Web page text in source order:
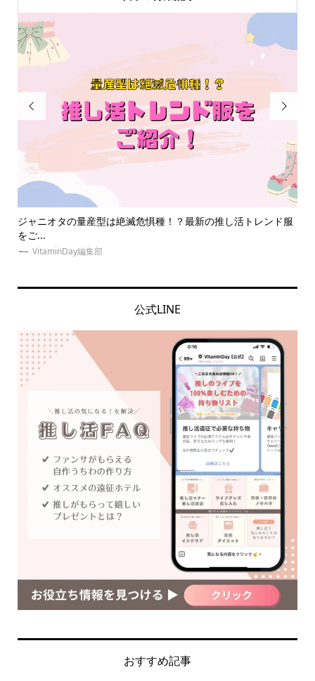

推し活トレンド服 【体験取材】推し活に！オタクの遠征は夜行バス

公式LINE
おすすめ記事